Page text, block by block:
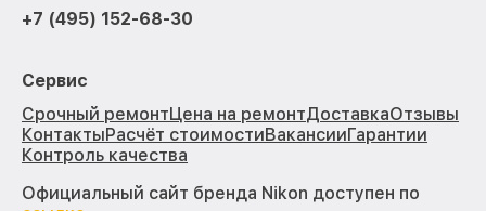
+7 (495) 152-68-30
Сервис
Срочный ремонтЦена на ремонтДоставкаОтзывы
КонтактыРасчёт стоимостиВакансииГарантии
Контроль качества
Официальный сайт бренда Nikon доступен по